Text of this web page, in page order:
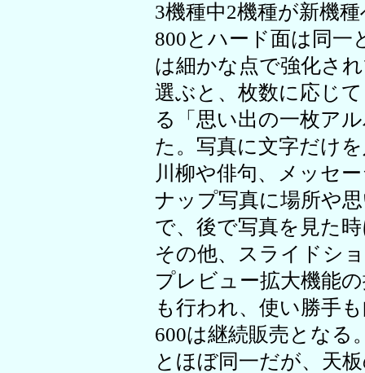
3機種中2機種が新機
800とハード面は同一
は細かな点で強化さ
選ぶと、枚数に応じ
る「思い出の一枚ア
た。写真に文字だけ
川柳や俳句、メッセ
ナップ写真に場所や
で、後で写真を見た
その他、スライドシ
プレビュー拡大機能
も行われ、使い勝手
600は継続販売となる
とほぼ同一だが、天